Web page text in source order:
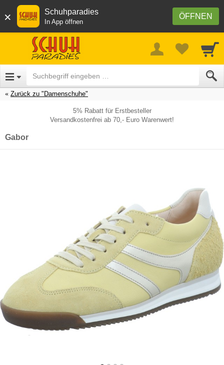
× ÖFFNEN
Schuhparadies
In App öffnen
Zurück zu "Damenschuhe"
5% Rabatt für Erstbesteller
Versandkostenfrei ab 70,- Euro Warenwert!
Gabor